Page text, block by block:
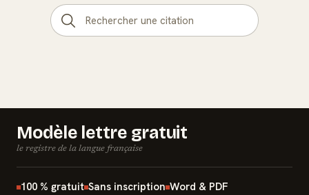
Modèle lettre gratuit
le registre de la langue française
100 % gratuit Sans inscription Word & PDF